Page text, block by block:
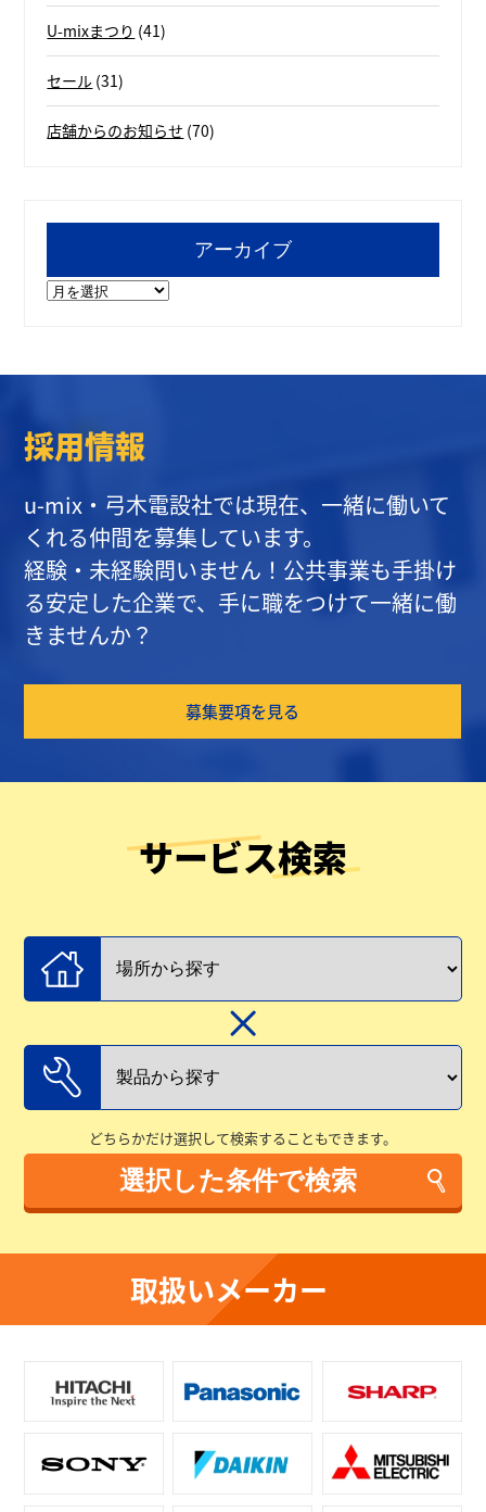
U-mixまつり (41)
セール (31)
店舗からのお知らせ (70)
アーカイブ
ア
イ
採用情報
u-mix・弓木電設社では現在、一緒に働いて
くれる仲間を募集しています。
経験・未経験問いません！公共事業も手掛け
る安定した企業で、手に職をつけて一緒に働
きませんか？
募集要項を見る
サービス検索
どちらかだけ選択して検索することもできます。
取扱いメーカー